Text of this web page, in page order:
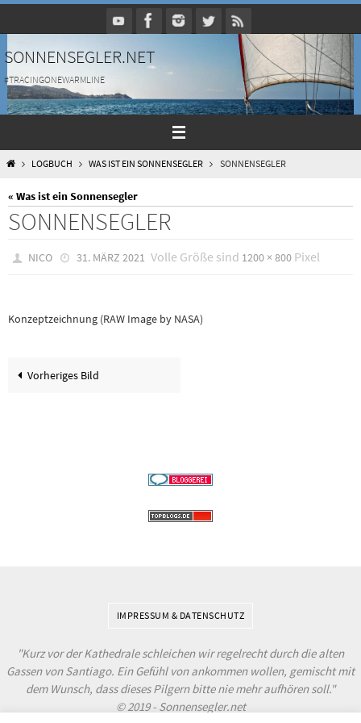
Inhalt
springen
SONNENSEGLER.NET
#TRACINGONEWARMLINE
HOMELOGBUCH WAS IST EIN SONNENSEGLER SONNENSEGLER
« Was ist ein Sonnensegler
SONNENSEGLER
NICO 31. MÄRZ 2021 Volle Größe sind 1200 × 800Pixel
Konzeptzeichnung (RAW Image by NASA)
Vorheriges Bild
IMPRESSUM & DATENSCHUTZ
"Kurz vor der Kathedrale schleichen wir regelrecht durch die alten
Gassen von Santiago. Ein Gefühl von ankommen wollen, gemischt mit
dem Wunsch, dass dieses Pilgern bitte nie mehr aufhören soll."
© 2019 - Sonnensegler.net